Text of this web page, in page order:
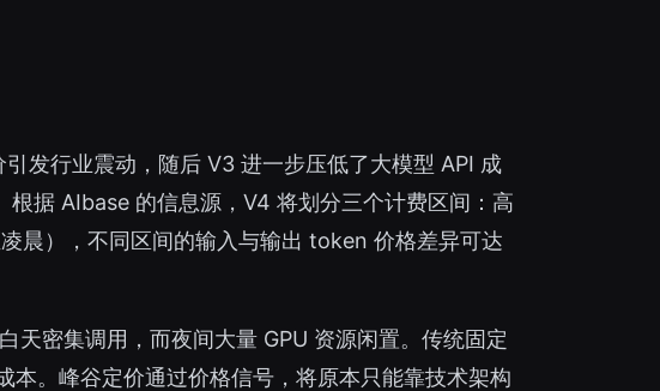
发行业震动，随后 V3 进一步压低了大模型 API 成
据 AIbase 的信息源，V4 将划分三个计费区间：高
晨），不同区间的输入与输出 token 价格差异可达
天密集调用，而夜间大量 GPU 资源闲置。传统固定
。峰谷定价通过价格信号，将原本只能靠技术架构